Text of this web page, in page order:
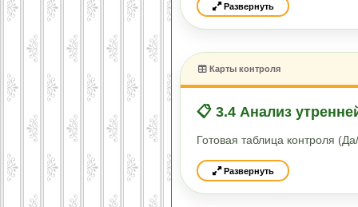
Развернуть
Карты контроля
📋 3.4 Анализ
Готовая таблица контроля
Развернуть